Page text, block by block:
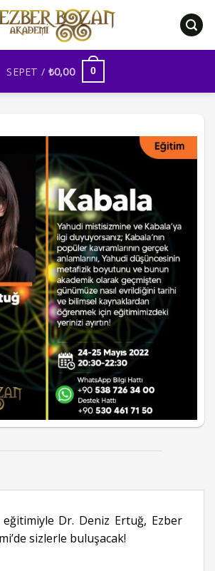
SEPET / ₺0,00 0
eğitimiyle Dr. Deniz Ertuğ, Ezber
sizlerle buluşacak!